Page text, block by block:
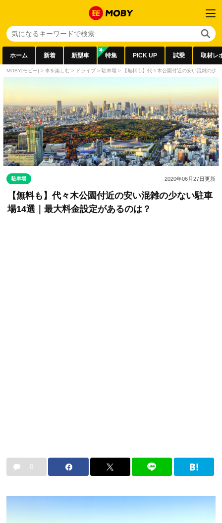
ホーム 新着 新型車 特集 PICK UP 試乗 取材レ
MOBY[モビー] > 車を楽しむ > ドライブ > 駐車場 > 【無料も】代々木公園付近の安い混雑の少
駐車場 2020年06月27日更新
【無料も】代々木公園付近の安い混雑の少ない駐車
場14選｜最大料金設定があるのは？
0